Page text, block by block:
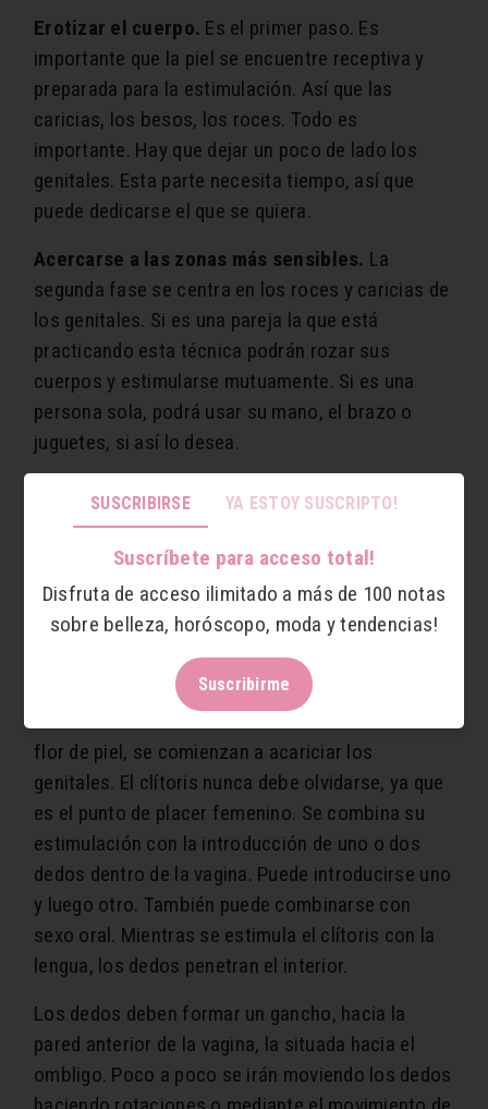
Erotizar el cuerpo. Es el primer paso. Es
importante que la piel se encuentre receptiva y
preparada para la estimulación. Así que las
caricias, los besos, los roces. Todo es
importante. Hay que dejar un poco de lado los
genitales. Esta parte necesita tiempo, así que
puede dedicarse el que se quiera.
Acercarse a las zonas más sensibles. La
segunda fase se centra en los roces y caricias de
los genitales. Si es una pareja la que está
practicando esta técnica podrán rozar sus
cuerpos y estimularse mutuamente. Si es una
persona sola, podrá usar su mano, el brazo o
juguetes, si así lo desea.
En esta etapa la se aconseja usar lubricantes,
pero no pequeños productos sino grandes
cantidades. Contar con una cantidad de producto
tan grande,
suele proporcionar bienestar y
relajación a la persona
, sobre todo cuando se
tratan casos de vaginismo o se tiene miedo al
flor de piel, se comienzan a acariciar los
genitales. El clítoris nunca debe olvidarse, ya que
es el punto de placer femenino. Se combina su
estimulación con la introducción de uno o dos
dedos dentro de la vagina. Puede introducirse uno
y luego otro. También puede combinarse con
sexo oral. Mientras se estimula el clítoris con la
lengua, los dedos penetran el interior.
Los dedos deben formar un gancho, hacia la
pared anterior de la vagina, la situada hacia el
ombligo. Poco a poco se irán moviendo los dedos
SUSCRIBIRSE YA ESTOY SUSCRIPTO!
Suscríbete para acceso total!
Disfruta de acceso ilimitado a más de 100 notas
sobre belleza, horóscopo, moda y tendencias!
Suscribirme